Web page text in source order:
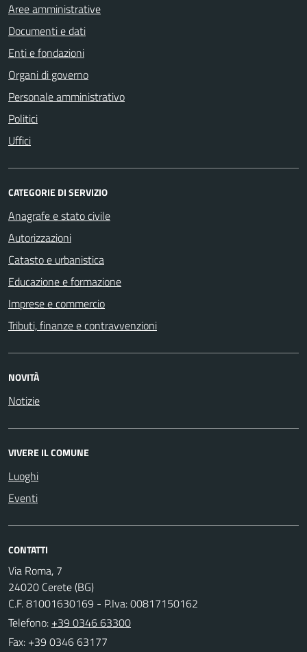
Aree amministrative
Documenti e dati
Enti e fondazioni
Organi di governo
Personale amministrativo
Politici
Uffici
CATEGORIE DI SERVIZIO
Anagrafe e stato civile
Autorizzazioni
Catasto e urbanistica
Educazione e formazione
Imprese e commercio
Tributi, finanze e contravvenzioni
NOVITÀ
Notizie
VIVERE IL COMUNE
Luoghi
Eventi
CONTATTI
Via Roma, 7
24020 Cerete (BG)
C.F. 81001630169 - P.Iva: 00817150162
Telefono: +39 0346 63300
Fax: +39 0346 63177